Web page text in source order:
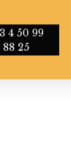
4 50 99
88 25